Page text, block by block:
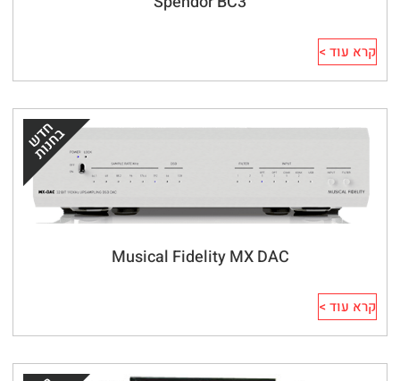
קרא עוד >
Musical Fidelity MX DAC
קרא עוד >